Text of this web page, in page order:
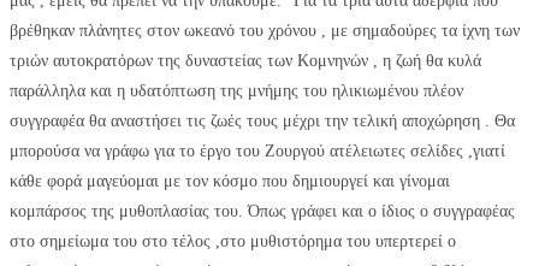
βρέθηκαν πλάνητες στον ωκεανό του χρόνου , με σημαδούρες τα ίχνη των
τριών αυτοκρατόρων της δυναστείας των Κομνηνών , η ζωή θα κυλά
παράλληλα και η υδατόπτωση της μνήμης του ηλικιωμένου πλέον
συγγραφέα θα αναστήσει τις ζωές τους μέχρι την τελική αποχώρηση . Θα
μπορούσα να γράφω για το έργο του Ζουργού ατέλειωτες σελίδες ,γιατί
κάθε φορά μαγεύομαι με τον κόσμο που δημιουργεί και γίνομαι
κομπάρσος της μυθοπλασίας του. ‌Όπως γράφει και ο ίδιος ο συγγραφέας
στο σημείωμα του στο τέλος ,στο μυθιστόρημα του υπερτερεί ο